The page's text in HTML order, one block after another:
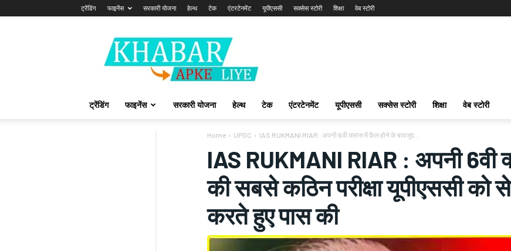
ट्रेंडिंग फाइनेंस सरकारी योजना हेल्थ टेक एंटरटेनमेंट यूपीएससी सक्सेस स्टोरी शिक्षा वेब स्टोरी
Khabarapkeliye.com
ट्रेंडिंग फाइनेंस सरकारी योजना हेल्थ टेक एंटरटेनमेंट यूपीएससी सक्सेस स्टोरी शिक्षा वेब स्टोरी
Home UPSC IAS RUKMANI RIAR : अपनी 6वी क्लास में फ़ैल होने के बावजूद...
IAS RUKMANI RIAR : अपनी
की सबसे कठिन परीक्षा यूपीएससी
करते हुए पास की